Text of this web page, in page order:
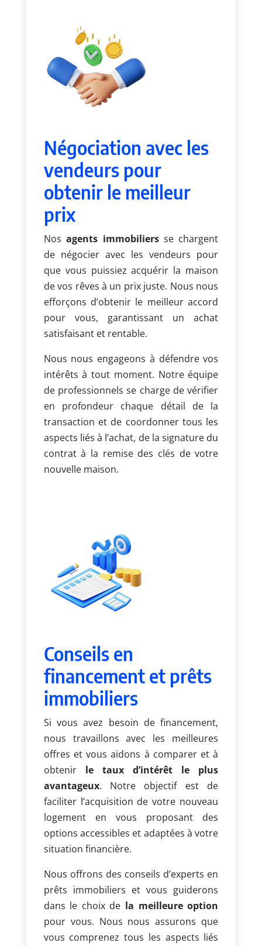
Négociation avec les
vendeurs pour
obtenir le meilleur
prix
Nosagents immobiliersse chargent
de négocier avec les vendeurs pour
que vous puissiez acquérir la maison
de vos rêves à un prix juste. Nous nous
efforçons d’obtenir le meilleur accord
pour vous, garantissant un achat
satisfaisant et rentable.
Nous nous engageons à défendre vos
intérêts à tout moment. Notre équipe
de professionnels se charge de vérifier
en profondeur chaque détail de la
transaction et de coordonner tous les
aspects liés à l’achat, de la signature du
contrat à la remise des clés de votre
nouvelle maison.
Conseils en
financement et prêts
immobiliers
Si vous avez besoin de financement,
nous travaillons avec les meilleures
offres et vous aidons à comparer et à
obtenir le taux d’intérêt le plus
avantageux. Notre objectif est de
faciliter l’acquisition de votre nouveau
logement en vous proposant des
options accessibles et adaptées à votre
situation financière.
Nous offrons des conseils d’experts en
prêts immobiliers et vous guiderons
dans le choix de la meilleure option
pour vous. Nous nous assurons que
vous comprenez tous les aspects liés